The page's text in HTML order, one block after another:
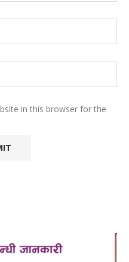
in this browser for the